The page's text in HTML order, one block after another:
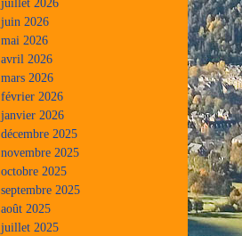
juin 2026
mai 2026
avril 2026
mars 2026
février 2026
janvier 2026
décembre 2025
novembre 2025
octobre 2025
septembre 2025
août 2025
juillet 2025